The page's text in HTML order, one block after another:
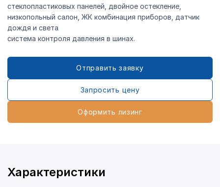
стеклопластиковых панелей, двойное остекление,
низкопольный салон, ЖК комбинация приборов, датчик
дождя и света
система контроля давления в шинах.
Отправить заявку
Запросить цену
Оформить лизинг
Характеристики